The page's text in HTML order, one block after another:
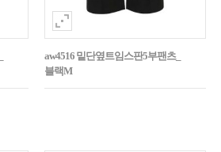
aw4516 밑단옆트임스판5부팬츠_
블랙M